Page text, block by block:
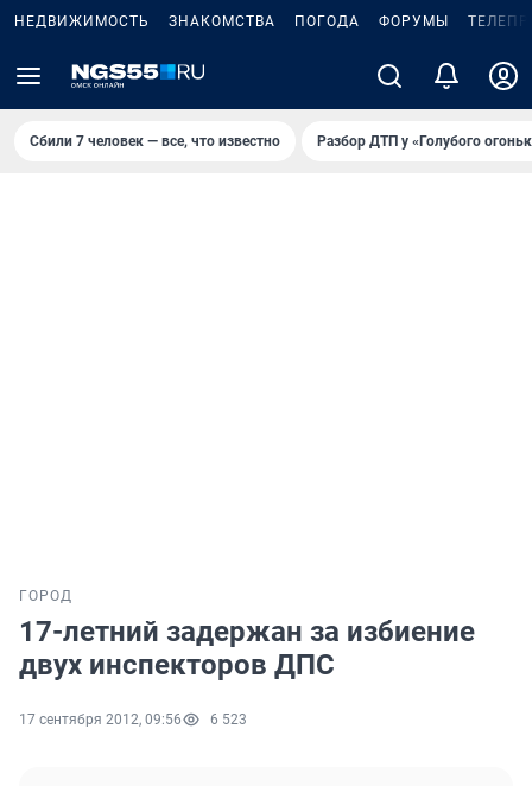
НЕДВИЖИМОСТЬ ЗНАКОМСТВА ПОГОДА ФОРУМЫ
Сбили 7 человек — все, что известно Разбор ДТП у «Голубого
ГОРОД
17-летний задержан за избиение
двух инспекторов ДПС
17 сентября 2012, 09:56 6 523